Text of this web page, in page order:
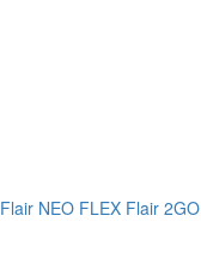
Flair NEO FLEX Flair 2GO